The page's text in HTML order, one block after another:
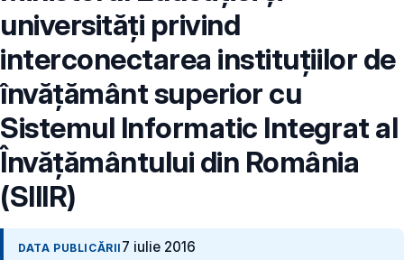
universităţi privind
interconectarea instituţiilor de
învăţământ superior cu
Sistemul Informatic Integrat al
Învăţământului din România
(SIIIR)
DATA PUBLICĂRII 7 iulie 2016